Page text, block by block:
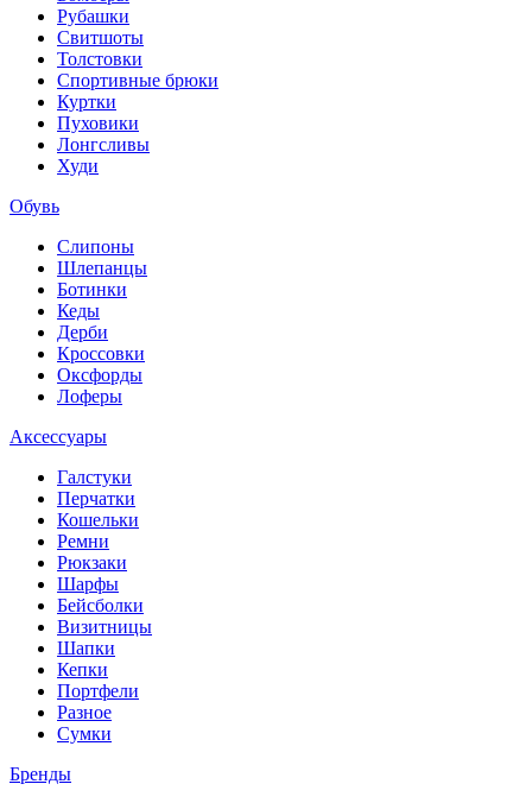
Рубашки
Свитшоты
Толстовки
Спортивные брюки
Куртки
Пуховики
Лонгсливы
Худи
Обувь
Слипоны
Шлепанцы
Ботинки
Кеды
Дерби
Кроссовки
Оксфорды
Лоферы
Аксессуары
Галстуки
Перчатки
Кошельки
Ремни
Рюкзаки
Шарфы
Бейсболки
Визитницы
Шапки
Кепки
Портфели
Разное
Сумки
Бренды